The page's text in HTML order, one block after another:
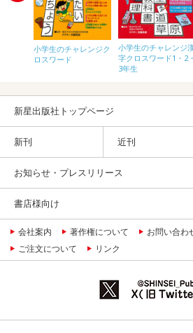
小学生のチャレンジク
ロスワード
小学生のチャレンジ
字クロスワード1・2・
3年生
新星出版社トップページ
新刊 近刊
お知らせ・プレスリリース
書店様向け
会社案内 著作権について お問い合わ
ご注文について
リンク